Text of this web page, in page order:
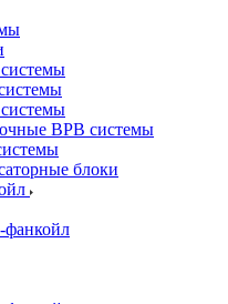
ВРВ системы
блоки
фанкойл